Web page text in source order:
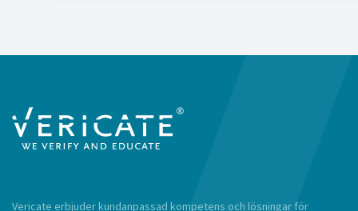
Vericate erbjuder kundanpassad kompetens och lösningar för